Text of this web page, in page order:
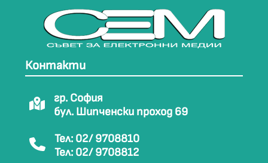
Контакти
гр. София
бул. Шипченски проход 69
Тел: 02/ 9708810
Тел: 02/ 9708812